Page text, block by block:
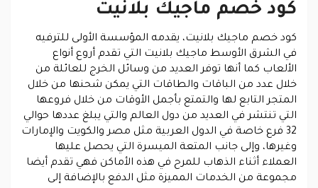
كود خصم ماجيك بلانيت
كود خصم ماجيك بلانيت، يقدمه المؤسسة الأولى للترفيه
في الشرق الأوسط ماجيك بلانيت التي تقدم أروع أنواع
الألعاب كما أنها توفر العديد من وسائل الخرج للعائلة من
خلال عدد من الباقات والطاقات التي يمكن شحنها من خلال
المتجر التابع لها والتمتع بأجمل الأوقات من خلال فروعها
التي تنتشر في العديد من دول العالم والتي يبلغ عددها حوالي
32 فرع خاصة في الدول العربية مثل مصر والكويت والإمارات
وغيرها، وإلى جانب المتعة الميسرة التي يحصل عليها
العملاء أثناء الذهاب للمرح في هذه الأماكن فهي تقدم أيضا
مجموعة من الخدمات المميزة مثل الدفع بالإضافة إلى